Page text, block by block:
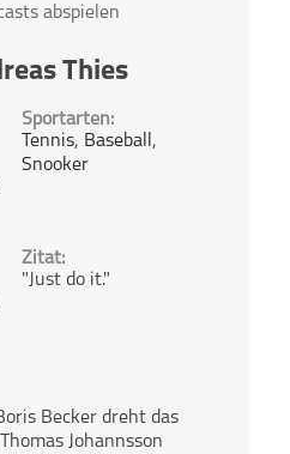
abspielen
Thies
Sportarten:
Tennis, Baseball,
Snooker
Zitat:
"Just do it."
Becker dreht das
Johannsson